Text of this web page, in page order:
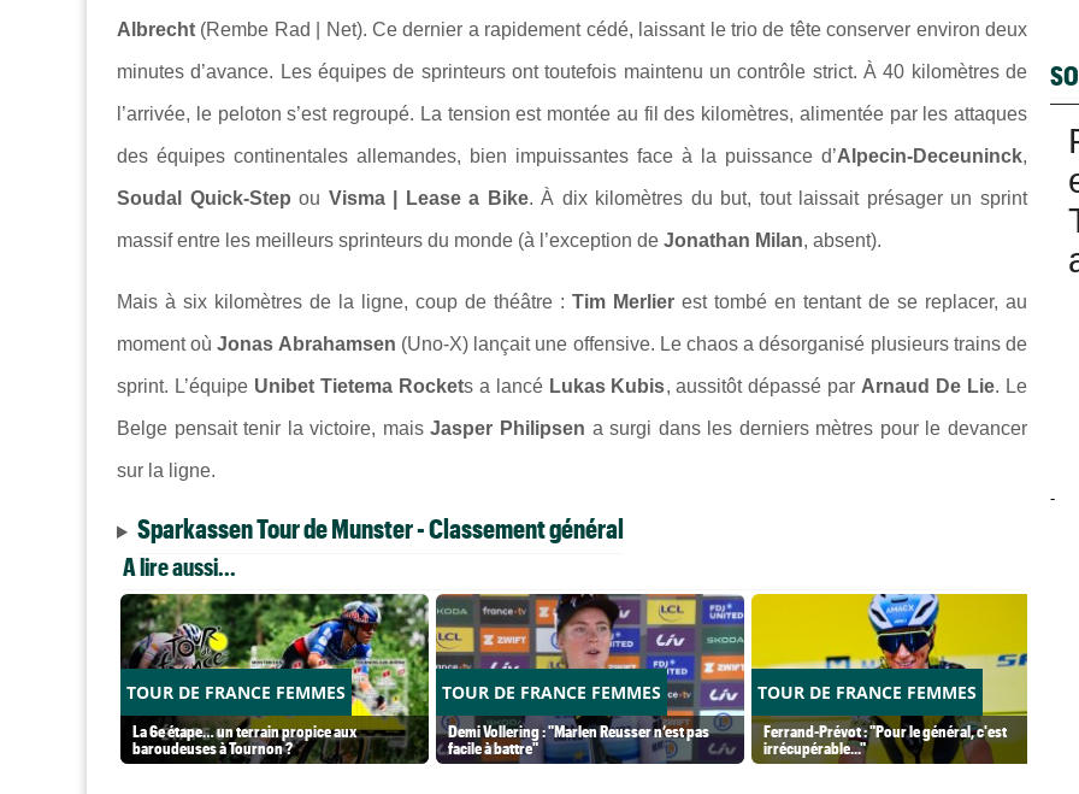
Albrecht (Rembe Rad | Net). Ce dernier a rapidement cédé, laissant le trio de tête conserver environ deux
minutes d’avance. Les équipes de sprinteurs ont toutefois maintenu un contrôle strict. À 40 kilomètres de
l’arrivée, le peloton s’est regroupé. La tension est montée au fil des kilomètres, alimentée par les attaques
des équipes continentales allemandes, bien impuissantes face à la puissance d’Alpecin-Deceuninck,
Soudal Quick-Step ou Visma | Lease a Bike. À dix kilomètres du but, tout laissait présager un sprint
massif entre les meilleurs sprinteurs du monde (à l’exception de Jonathan Milan, absent).
Mais à six kilomètres de la ligne, coup de théâtre : Tim Merlier est tombé en tentant de se replacer, au
moment oùJonas Abrahamsen (Uno-X) lançait une offensive. Le chaos a désorganisé plusieurs trains de
sprint. L’équipeUnibet Tietema Rockets a lancé Lukas Kubis, aussitôt dépassé par Arnaud De Lie. Le
Belge pensait tenir la victoire, maisJasper Philipsen a surgi dans les derniers mètres pour le devancer
sur la ligne.
Sparkassen Tour de Munster - Classement général
A lire aussi...
TOUR DE FRANCE FEMMES
La 6e étape… un terrain propice aux
baroudeuses à Tournon ?
TOUR DE FRANCE FEMMES
Demi Vollering : "Marlen Reusser n’est pas
facile à battre"
TOUR DE FRANCE FEMMES
Ferrand-Prévot : "Pour le général, c'est
irrécupérable..."
-